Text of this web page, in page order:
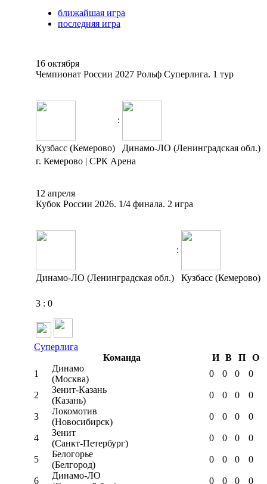
ближайшая игра
последняя игра
16 октября
Чемпионат России 2027 Рольф Суперлига. 1 тур
:
Кузбасс (Кемерово)
Динамо-ЛО (Ленинградская обл.)
г. Кемерово | СРК Арена
12 апреля
Кубок России 2026. 1/4 финала. 2 игра
:
Динамо-ЛО (Ленинградская обл.) Кузбасс (Кемерово)
3 : 0
Суперлига
Команда
И В П
О
1
Динамо
(Москва)
0 0 0 0
2
Зенит-Казань
(Казань)
0 0 0 0
3
Локомотив
(Новосибирск)
0 0 0 0
4
Зенит
(Санкт-Петербург)
0 0 0 0
5
Белогорье
(Белгород)
0 0 0 0
6
Динамо-ЛО
0 0 0 0